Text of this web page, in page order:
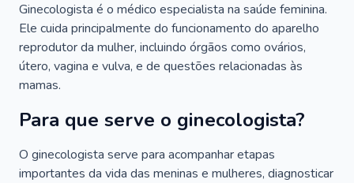
Ginecologista é o médico especialista na saúde feminina.
Ele cuida principalmente do funcionamento do aparelho
reprodutor da mulher, incluindo órgãos como ovários,
útero, vagina e vulva, e de questões relacionadas às
mamas.
Para que serve o ginecologista?
O ginecologista serve para acompanhar etapas
importantes da vida das meninas e mulheres, diagnosticar